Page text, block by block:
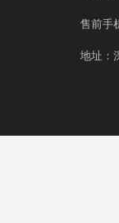
售前手
地址：